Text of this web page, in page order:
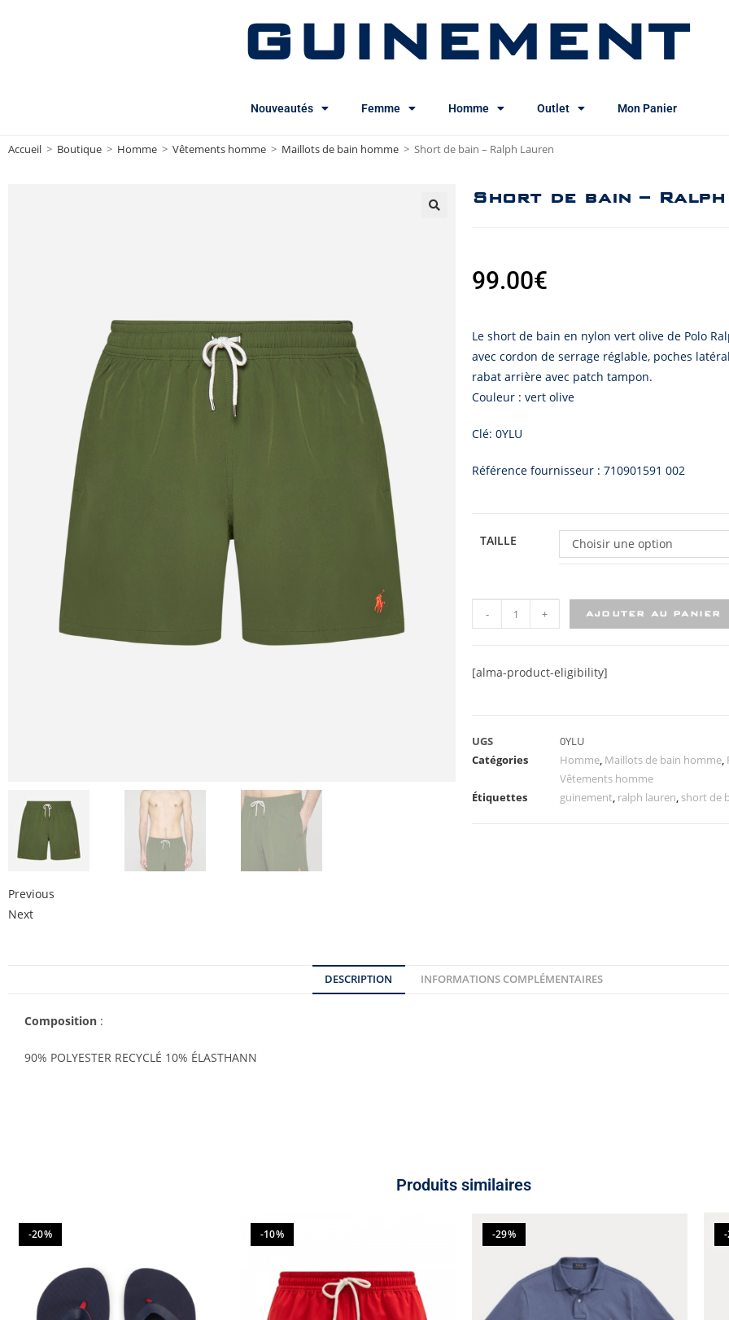
GUINEMENT
Nouveautés Femme Homme Outlet Mon Panier
Accueil > Boutique > Homme > Vêtements homme > Maillots de bain homme > Short de bain – Ralph Lauren
Previous
Next
Short de bain –
99.00€
Le short de bain en nylon vert olive de Polo
avec cordon de serrage réglable, poches
rabat arrière avec patch tampon.
Couleur : vert olive
Clé: 0YLU
Référence fournisseur : 710901591 002
TAILLE Choisir une option
- + AJOUTER AU PANIER
[alma-product-eligibility]
UGS
0YLU
Catégories
Homme, Maillots de bain homme,
Vêtements homme
Étiquettes
guinement, ralph lauren, short de
DESCRIPTION INFORMATIONS COMPLÉMENTAIRES
Composition :
90% POLYESTER RECYCLÉ 10% ÉLASTHANN
Produits similaires
-20% -10% -29%